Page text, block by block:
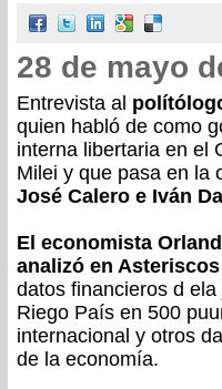
28 de mayo
Entrevista al
quien habló de como
interna libertaria en el
Milei y que pasa en la
José Calero e Iván
El economista
analizó en Asteriscos
datos financieros d ela
Riego País en 500
internacional y otros
de la economía.